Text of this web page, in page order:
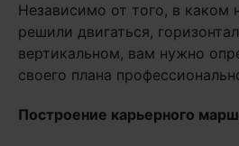
Независимо от того, в каком
решили двигаться,
вертикальном, вам нужно
своего плана
Построение карьерного